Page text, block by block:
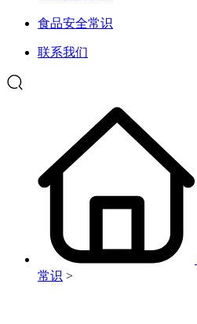
食品安全常识
联系我们
常识 >